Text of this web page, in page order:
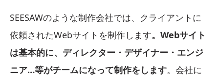
SEESAWのような制作会社では、クライアントに
依頼されたWebサイトを制作します。Webサイト
は基本的に、ディレクター・デザイナー・エンジ
ニア…等がチームになって制作をします。会社に